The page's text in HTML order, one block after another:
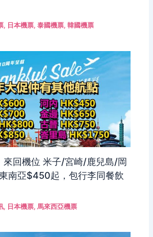
, 日本機票,泰國機票,韓國機票
來回機位 米子/宮崎/鹿兒島/岡
南亞$450起，包行李同餐飲
, 日本機票,馬來西亞機票